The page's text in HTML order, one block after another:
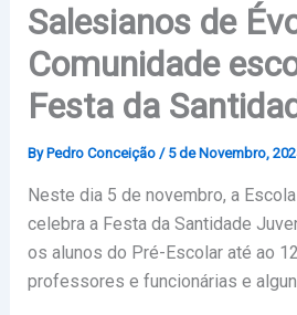
Salesianos de
Comunidade
Festa da
By Pedro Conceição / 5 de Novembro,
Neste dia 5 de novembro, a
celebra a Festa da Santidade
os alunos do Pré-Escolar até ao
professores e funcionárias e